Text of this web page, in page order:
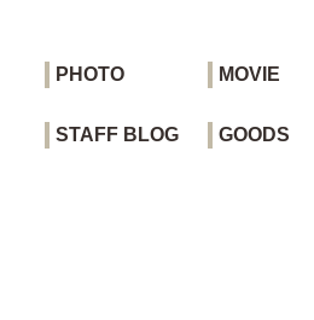
PHOTO MOVIE
STAFF BLOG GOODS